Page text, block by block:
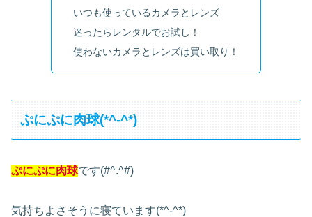
いつも使っているカメラとレンズ
迷ったらレンタルでお試し！
使わないカメラとレンズは買い取り！
ぷにぷに肉球(*^-^*)
ぷにぷに肉球です(#^.^#)
気持ちよさそうに寝ています(*^-^*)